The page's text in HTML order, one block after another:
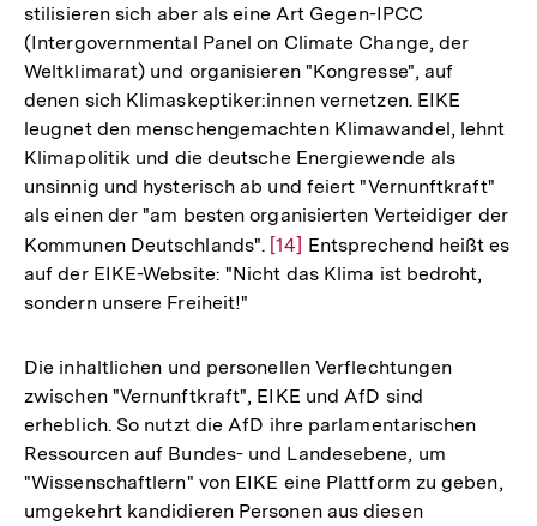
stilisieren sich aber als eine Art Gegen-IPCC
(Intergovernmental Panel on Climate Change, der
Weltklimarat) und organisieren "Kongresse", auf
denen sich Klimaskeptiker:innen vernetzen. EIKE
leugnet den menschengemachten Klimawandel, lehnt
Klimapolitik und die deutsche Energiewende als
unsinnig und hysterisch ab und feiert "Vernunftkraft"
als einen der "am besten organisierten Verteidiger der
Kommunen Deutschlands". Zur
Auflösung
[14] Entsprechend heißt es
auf der EIKE-Website: "Nicht das Klima ist bedroht,
sondern unsere Freiheit!"
Die inhaltlichen und personellen Verflechtungen
zwischen "Vernunftkraft", EIKE und AfD sind
erheblich. So nutzt die AfD ihre parlamentarischen
Ressourcen auf Bundes- und Landesebene, um
"Wissenschaftlern" von EIKE eine Plattform zu geben,
umgekehrt kandidieren Personen aus diesen